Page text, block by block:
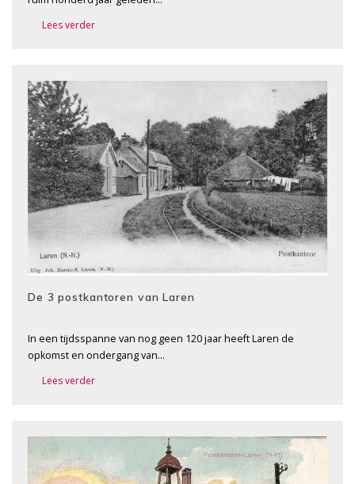
Lees verder
De 3 postkantoren van Laren
In een tijdsspanne van nog geen 120 jaar heeft Laren de
opkomst en ondergang van…
Lees verder